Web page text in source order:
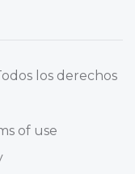
los derechos
of use